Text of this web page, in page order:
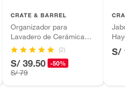
CRATE & BARREL
Organizador para
Lavadero de Cerámica
Chet
(2)
S/ 39.50 -50%
S/ 79
S/